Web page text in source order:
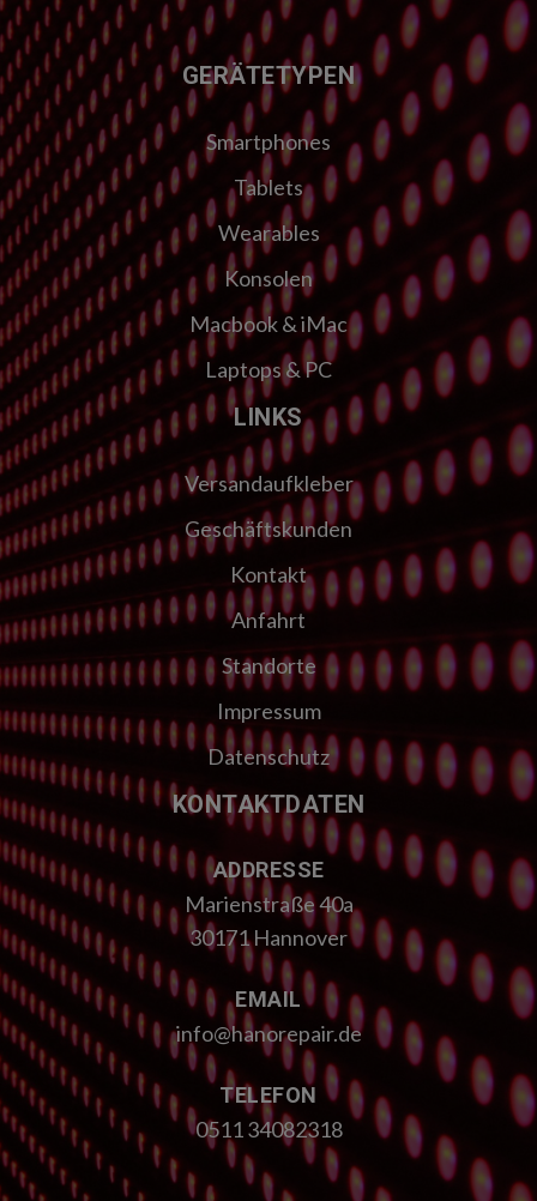
FUSSZEILE GERÄTETYPEN
Smartphones
Tablets
Wearables
Konsolen
Macbook & iMac
Laptops & PC
LINKS
Versandaufkleber
Geschäftskunden
Kontakt
Anfahrt
Standorte
Impressum
Datenschutz
KONTAKTDATEN
ADDRESSE
Marienstraße 40a
30171 Hannover
EMAIL
info@hanorepair.de
TELEFON
0511 34082318